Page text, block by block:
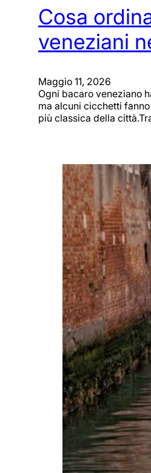
Cosa
veneziani
Maggio 11, 2026
Ogni bacaro veneziano
ma alcuni cicchetti
più classica della